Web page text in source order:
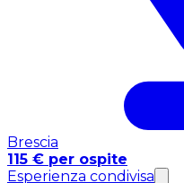
Brescia
115 € per ospite
Esperienza condivisa